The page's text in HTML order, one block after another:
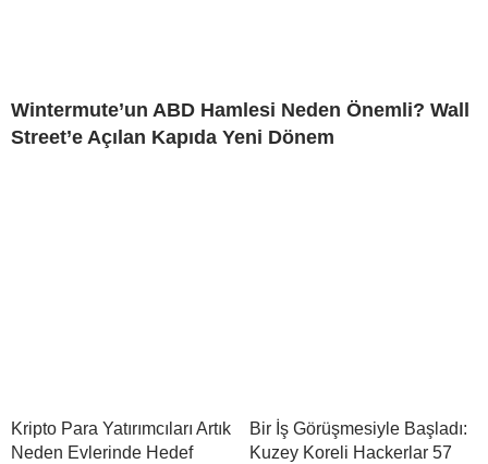
Wintermute’un ABD Hamlesi Neden Önemli? Wall
Street’e Açılan Kapıda Yeni Dönem
Kripto Para Yatırımcıları Artık
Neden Evlerinde Hedef
Bir İş Görüşmesiyle Başladı:
Kuzey Koreli Hackerlar 57